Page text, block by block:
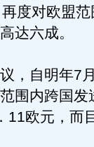
度对欧盟
达六成。
自明年7
围内跨国发
11欧元，而